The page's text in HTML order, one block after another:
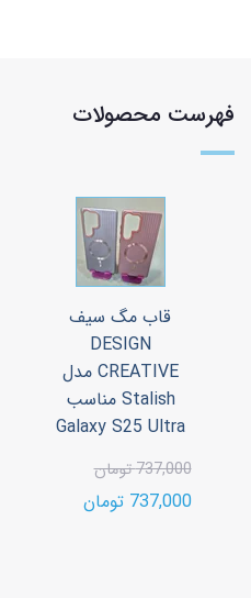
فهرست محصولات
قاب مگ سیف
DESIGN
CREATIVE مدل
Stalish مناسب
Galaxy S25 Ultra
737,000 تومان
737,000 تومان